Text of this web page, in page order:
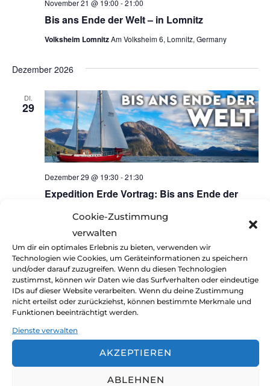
Cookie-Zustimmung
verwalten
Um dir ein optimales Erlebnis zu bieten, verwenden wir
Technologien wie Cookies, um Geräteinformationen zu speichern
und/oder darauf zuzugreifen. Wenn du diesen Technologien
zustimmst, können wir Daten wie das Surfverhalten oder eindeutige
IDs auf dieser Website verarbeiten. Wenn du deine Zustimmung
nicht erteilst oder zurückziehst, können bestimmte Merkmale und
Funktionen beeinträchtigt werden.
Dienste verwalten
AKZEPTIEREN
ABLEHNEN
i
c
h
t
e
n
,
v
i
a
t
Bis ans Ende der Welt – in Lomnitz
November 21 @ 19:00 -21:00
Volksheim LomnitzAm Volksheim 6, Lomnitz, Germany
Dezember 2026
DI.
29
Expedition Erde Vortrag: Bis ans Ende der
Dezember 29 @ 19:30 -21:30
Scala Ludwigsburg
Januar 2027
31